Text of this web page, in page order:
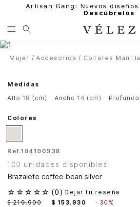
Artisan Gang: Nuevos
Descúbrelos
Mujer Accesorios Collares
Medidas
alto 18 (cm)
ancho 14 (cm)
Colores
Ref.104190938
100 unidades disponibles
Brazalete coffee bean silver
☆ ☆ ☆ ☆ ☆ (0 ) Dejar tu reseña
$ 219.900 $ 153. 930 - 30%